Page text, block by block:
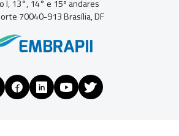
I, 13°, 14° e 15º andares
70040-913 Brasília, DF